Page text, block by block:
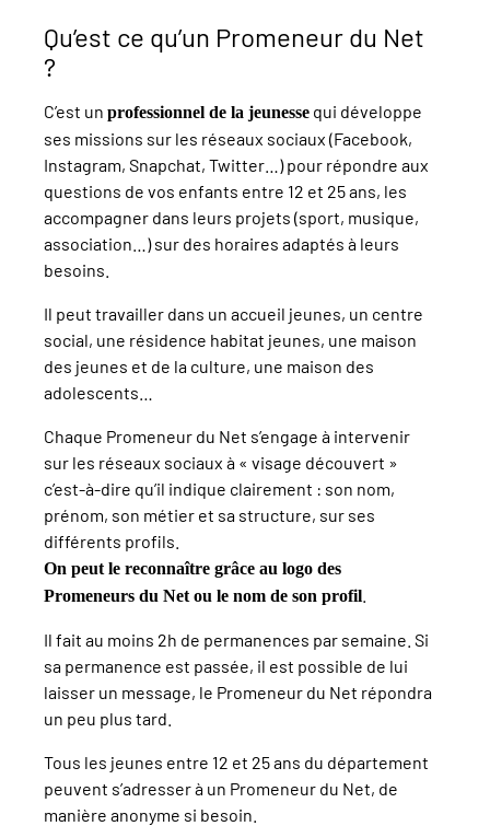
Qu’est ce qu’un Promeneur du Net
?
C’est un professionnel de la jeunesse qui développe
ses missions sur les réseaux sociaux (Facebook,
Instagram, Snapchat, Twitter…) pour répondre aux
questions de vos enfants entre 12 et 25 ans, les
accompagner dans leurs projets (sport, musique,
association…) sur des horaires adaptés à leurs
besoins.
Il peut travailler dans un accueil jeunes, un centre
social, une résidence habitat jeunes, une maison
des jeunes et de la culture, une maison des
adolescents…
Chaque Promeneur du Net s’engage à intervenir
sur les réseaux sociaux à « visage découvert »
c’est-à-dire qu’il indique clairement : son nom,
prénom, son métier et sa structure, sur ses
différents profils.
On peut le reconnaître grâce au logo des
Promeneurs du Net ou le nom de son profil
Il fait au moins 2h de permanences par semaine. Si
sa permanence est passée, il est possible de lui
laisser un message, le Promeneur du Net répondra
un peu plus tard.
Tous les jeunes entre 12 et 25 ans du département
peuvent s’adresser à un Promeneur du Net, de
manière anonyme si besoin.